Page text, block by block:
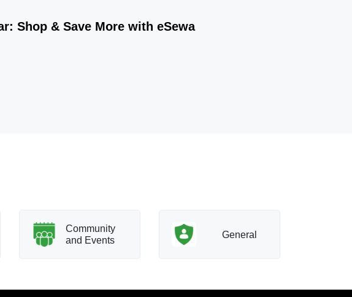
Shop & Save More with eSewa
Community
and Events
General